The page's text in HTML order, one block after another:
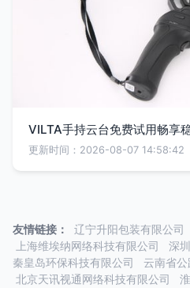
VILTA手持云台免费试用畅享
更新时间：2026-08-07 14:58:42
友情链接： 辽宁升阳包装有限公司
上海维埃纳网络科技有限公司
深
秦皇岛环保科技有限公司
云南省公
北京天讯视通网络科技有限公司